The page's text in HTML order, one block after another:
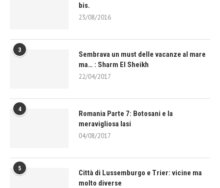
bis.
23/08/2016
3
Sembrava un must delle vacanze al mare
ma… : Sharm El Sheikh
22/04/2017
4
Romania Parte 7: Botosani e la
meravigliosa Iasi
04/08/2017
5
Città di Lussemburgo e Trier: vicine ma
molto diverse